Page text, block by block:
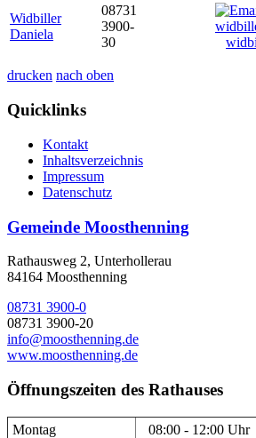
Widbiller
Daniela
08731
3900-
30
drucken nach oben
Quicklinks
Kontakt
Inhaltsverzeichnis
Impressum
Datenschutz
Gemeinde Moosthenning
Rathausweg 2, Unterhollerau
84164 Moosthenning
08731 3900-0
08731 3900-20
info@moosthenning.de
www.moosthenning.de
Öffnungszeiten des Rathauses
Montag 08:00 - 12:00 Uhr